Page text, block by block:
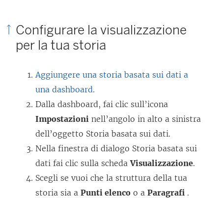
e
n
o
Configurare la visualizzazione
per la tua storia
Aggiungere una storia basata sui dati a
una dashboard.
Dalla dashboard, fai clic sull’icona
Impostazioni nell’angolo in alto a sinistra
dell’oggetto Storia basata sui dati.
Nella finestra di dialogo Storia basata sui
dati fai clic sulla schedaVisualizzazione.
Scegli se vuoi che la struttura della tua
storia sia a Punti elenco o a Paragrafi .